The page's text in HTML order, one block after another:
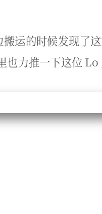
运的时候发现了
力推一下这位 Lo